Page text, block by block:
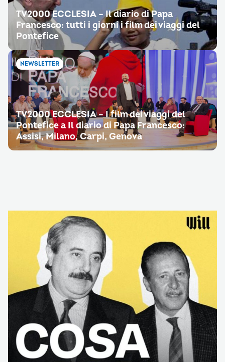
TV2000 ECCLESIA – Il diario di Papa
Francesco: tutti i giorni i film dei viaggi del
Pontefice
NEWSLETTER
TV2000 ECCLESIA – I film dei viaggi del
Pontefice a Il diario di Papa Francesco:
Assisi, Milano, Carpi, Genova